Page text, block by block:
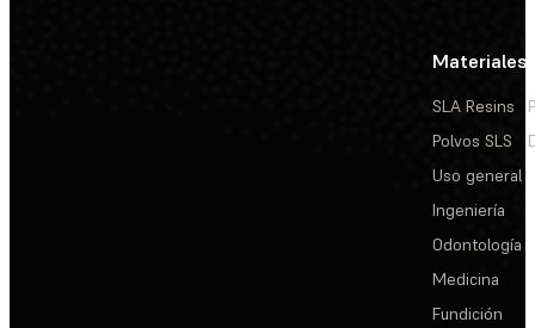
Materiales
SLA Resins
Polvos SLS
Uso general
Ingeniería
Odontología
Medicina
Fundición